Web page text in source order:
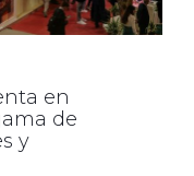
en
de
y